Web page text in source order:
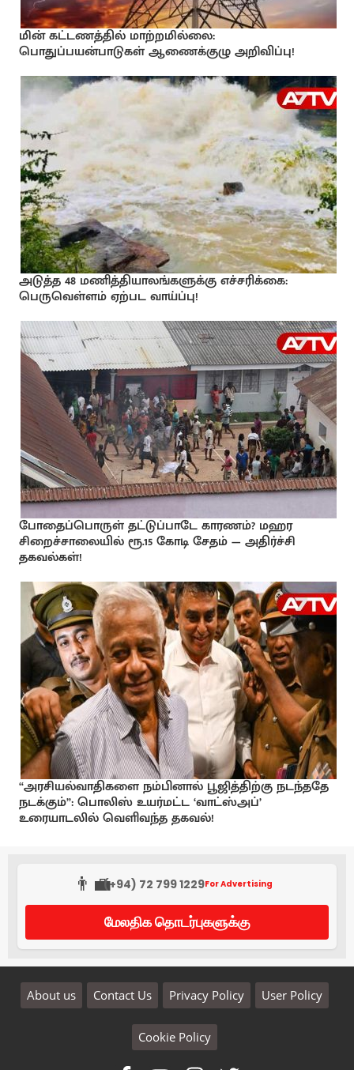
மின் கட்டணத்தில் மாற்றமில்லை:
பொதுப்பயன்பாடுகள் ஆணைக்குழு அறிவிப்பு!
அடுத்த 48 மணித்தியாலங்களுக்கு எச்சரிக்கை:
பெருவெள்ளம் ஏற்பட வாய்ப்பு!
போதைப்பொருள் தட்டுப்பாடே காரணம்? மஹர
சிறைச்சாலையில் ரூ.15 கோடி சேதம் — அதிர்ச்சி
தகவல்கள்!
“அரசியல்வாதிகளை நம்பினால் பூஜித்திற்கு நடந்ததே
நடக்கும்”: பொலிஸ் உயர்மட்ட ‘வாட்ஸ்அப்’
உரையாடலில் வெளிவந்த தகவல்!
👨‍💼(+94) 72 799 1229For Advertising
மேலதிக தொடர்புகளுக்கு
About us Contact Us Privacy Policy User Policy
Cookie Policy